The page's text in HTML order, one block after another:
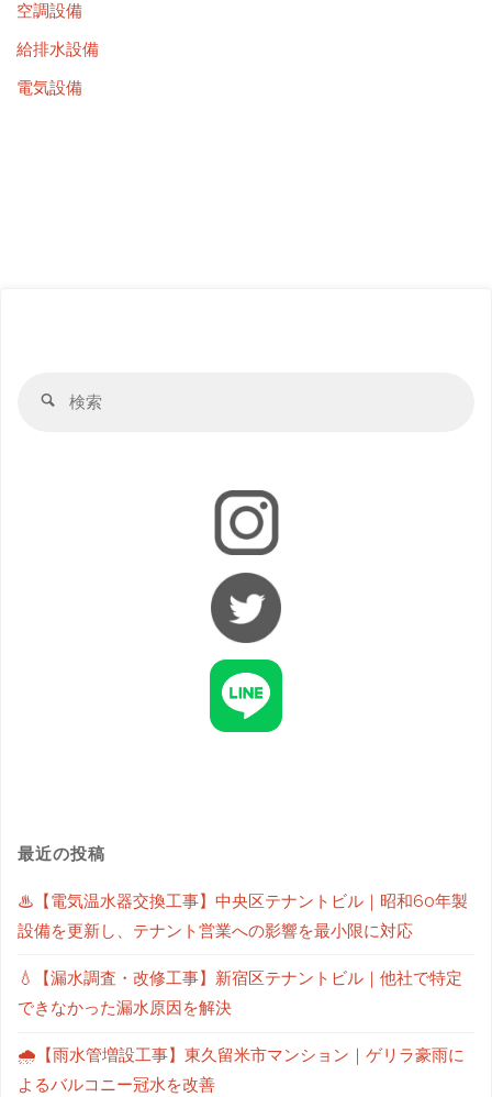
空調設備
給排水設備
電気設備
最近の投稿
♨【電気温水器交換工事】中央区テナントビル｜昭和60年製
設備を更新し、テナント営業への影響を最小限に対応
💧【漏水調査・改修工事】新宿区テナントビル｜他社で特定
できなかった漏水原因を解決
🌧【雨水管増設工事】東久留米市マンション｜ゲリラ豪雨に
よるバルコニー冠水を改善